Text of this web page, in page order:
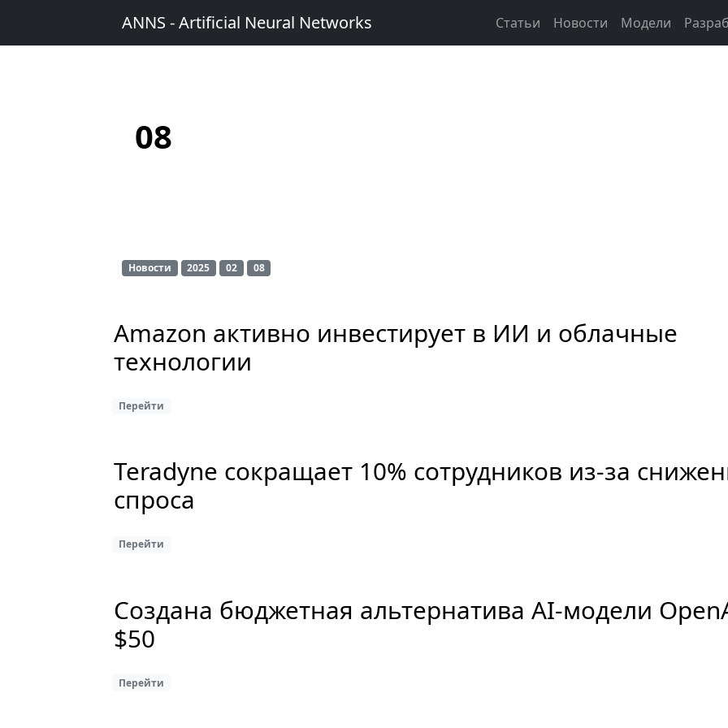
ANNS - Artificial Neural Networks Статьи Новости Модели
08
Новости 2025 02 08
Amazon активно инвестирует в ИИ и облачные
технологии
Перейти
Teradyne сокращает 10% сотрудников из-за
спроса
Перейти
Создана бюджетная альтернатива AI-модели
$50
Перейти